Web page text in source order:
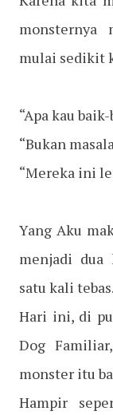
monsternya
mulai sedikit
“Apa kau
“Bukan
“Mereka ini
Yang Aku
menjadi dua
satu kali tebas.
Hari ini, di
Dog
monster itu
Hampir